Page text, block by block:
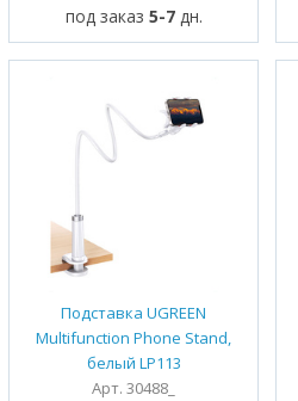
под заказ 5-7дн.
Подставка UGREEN
Multifunction Phone Stand,
белый LP113
Арт. 30488_